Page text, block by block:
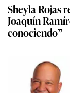
Sheyla Rojas
Joaquín
conociendo”